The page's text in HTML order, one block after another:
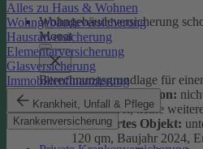
Alles zu Haus & Wohnen
Wohngebäudeversicherung
Hausratversicherung
Elementarversicherung
Glasversicherung
Immobilienfinanzierung
Krankheit, Unfall & Pflege
Krankenversicherung
Wohngebäudeversicherung
Monat
Berechnungsgrundlage für
versicherte Person:
schadenfrei, keine
versichertes Objekt:
120 qm, Baujahr 2024,